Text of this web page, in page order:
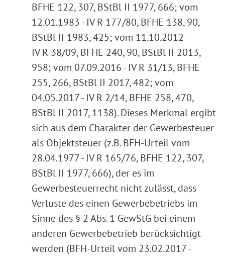
BFHE 122, 307, BStBl II 1977, 666; vom
12.01.1983 - IV R 177/80, BFHE 138, 90,
BStBl II 1983, 425; vom 11.10.2012 -
IV R 38/09, BFHE 240, 90, BStBl II 2013,
958; vom 07.09.2016 - IV R 31/13, BFHE
255, 266, BStBl II 2017, 482; vom
04.05.2017 - IV R 2/14, BFHE 258, 470,
BStBl II 2017, 1138). Dieses Merkmal ergibt
sich aus dem Charakter der Gewerbesteuer
als Objektsteuer (z.B. BFH-Urteil vom
28.04.1977 - IV R 165/76, BFHE 122, 307,
BStBl II 1977, 666), der es im
Gewerbesteuerrecht nicht zulässt, dass
Verluste des einen Gewerbebetriebs im
Sinne des § 2 Abs. 1 GewStG bei einem
anderen Gewerbebetrieb berücksichtigt
werden (BFH-Urteil vom 23.02.2017 -